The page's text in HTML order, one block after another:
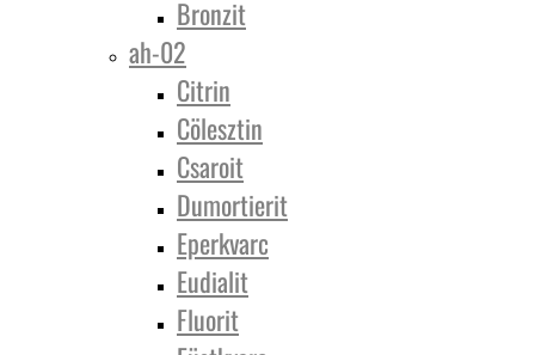
Bronzit
ah-02
Citrin
Cölesztin
Csaroit
Dumortierit
Eperkvarc
Eudialit
Fluorit